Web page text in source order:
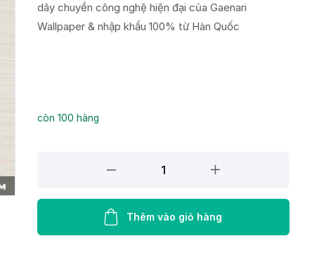
dây chuyền công nghệ hiện đại của Gaenari
Wallpaper & nhập khẩu 100% từ Hàn Quốc
còn 100 hàng
tường
85060-
Thêm vào giỏ hàng